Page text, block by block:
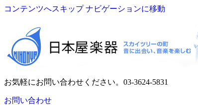
コンテンツへスキップ ナビゲーションに移動
お気軽にお問い合わせください。 03-3624-5831
お問い合わせ